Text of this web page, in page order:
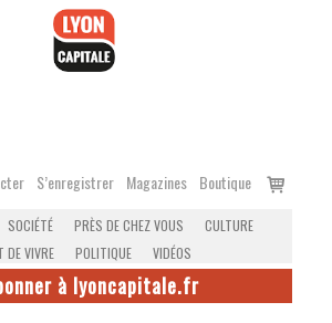
S’enregistrer Magazines Boutique
Voir
SOCIÉTÉ PRÈS DE CHEZ VOUS
CULTURE
DE VIVRE
POLITIQUE VIDÉOS
à lyoncapitale.fr